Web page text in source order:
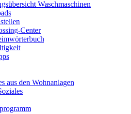
Waschmaschinen
Center
aus den Wohnanlagen